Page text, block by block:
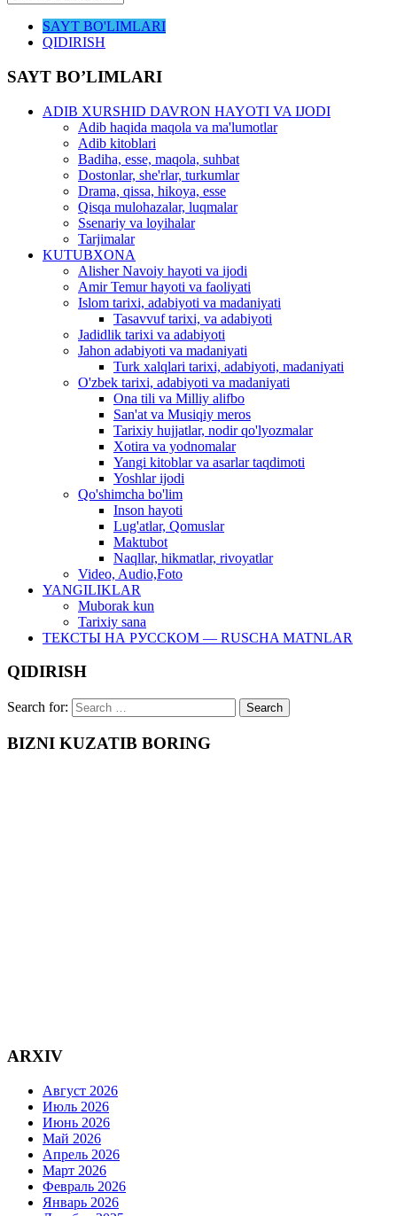
SAYT BO'LIMLARI
QIDIRISH
SAYT BO’LIMLARI
ADIB XURSHID DAVRON HAYOTI VA IJODI
Adib haqida maqola va ma'lumotlar
Adib kitoblari
Badiha, esse, maqola, suhbat
Dostonlar, she'rlar, turkumlar
Drama, qissa, hikoya, esse
Qisqa mulohazalar, luqmalar
Ssenariy va loyihalar
Tarjimalar
KUTUBXONA
Alisher Navoiy hayoti va ijodi
Amir Temur hayoti va faoliyati
Islom tarixi, adabiyoti va madaniyati
Tasavvuf tarixi, va adabiyoti
Jadidlik tarixi va adabiyoti
Jahon adabiyoti va madaniyati
Turk xalqlari tarixi, adabiyoti, madaniyati
O'zbek tarixi, adabiyoti va madaniyati
Ona tili va Milliy alifbo
San'at va Musiqiy meros
Tarixiy hujjatlar, nodir qo'lyozmalar
Xotira va yodnomalar
Yangi kitoblar va asarlar taqdimoti
Yoshlar ijodi
Qo'shimcha bo'lim
Inson hayoti
Lug'atlar, Qomuslar
Maktubot
Naqllar, hikmatlar, rivoyatlar
Video, Audio,Foto
YANGILIKLAR
Muborak kun
Tarixiy sana
ТЕКСТЫ НА РУССКОМ — RUSCHA MATNLAR
QIDIRISH
Search for:
BIZNI KUZATIB BORING
ARXIV
Август 2026
Июль 2026
Июнь 2026
Май 2026
Апрель 2026
Март 2026
Февраль 2026
Январь 2026